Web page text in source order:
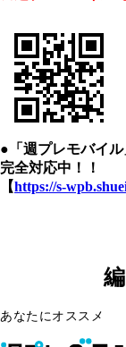
●「週プレモバイ
完全対応中！！
【https://s-
あなたにオススメ